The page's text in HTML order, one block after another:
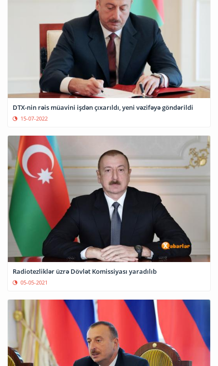
DTX-nin rəis müavini işdən çıxarıldı, yeni vəzifəyə göndərildi
15-07-2022
Radiotezliklər üzrə Dövlət Komissiyası yaradılıb
05-05-2021